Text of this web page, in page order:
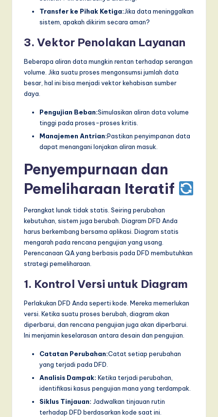
Transfer ke Pihak Ketiga:Jika data meninggalkan
sistem, apakah dikirim secara aman?
3. Vektor Penolakan Layanan
Beberapa aliran data mungkin rentan terhadap serangan
volume. Jika suatu proses mengonsumsi jumlah data
besar, hal ini bisa menjadi vektor kehabisan sumber
daya.
Pengujian Beban:Simulasikan aliran data volume
tinggi pada proses-proses kritis.
Manajemen Antrian:Pastikan penyimpanan data
dapat menangani lonjakan aliran masuk.
Penyempurnaan dan
Pemeliharaan Iteratif
Perangkat lunak tidak statis. Seiring perubahan
kebutuhan, sistem juga berubah. Diagram DFD Anda
harus berkembang bersama aplikasi. Diagram statis
mengarah pada rencana pengujian yang usang.
Perencanaan QA yang berbasis pada DFD membutuhkan
strategi pemeliharaan.
1. Kontrol Versi untuk Diagram
Perlakukan DFD Anda seperti kode. Mereka memerlukan
versi. Ketika suatu proses berubah, diagram akan
diperbarui, dan rencana pengujian juga akan diperbarui.
Ini menjamin keselarasan antara desain dan pengujian.
Catatan Perubahan:Catat setiap perubahan
yang terjadi pada DFD.
Analisis Dampak: Ketika terjadi perubahan,
identifikasi kasus pengujian mana yang terdampak.
Siklus Tinjauan: Jadwalkan tinjauan rutin
terhadap DFD berdasarkan kode saat ini.